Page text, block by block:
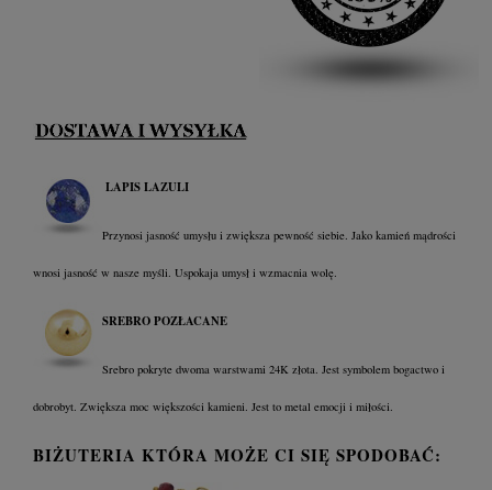
LAPIS LAZULI
Przynosi jasność umysłu i zwiększa pewność siebie. Jako kamień mądrości
wnosi jasność w nasze myśli. Uspokaja umysł i wzmacnia wolę.
SREBRO POZŁACANE
Srebro pokryte dwoma warstwami 24K złota. Jest symbolem bogactwo i
dobrobyt. Zwiększa moc większości kamieni. Jest to metal emocji i miłości.
BIŻUTERIA KTÓRA MOŻE CI SIĘ SPODOBAĆ: